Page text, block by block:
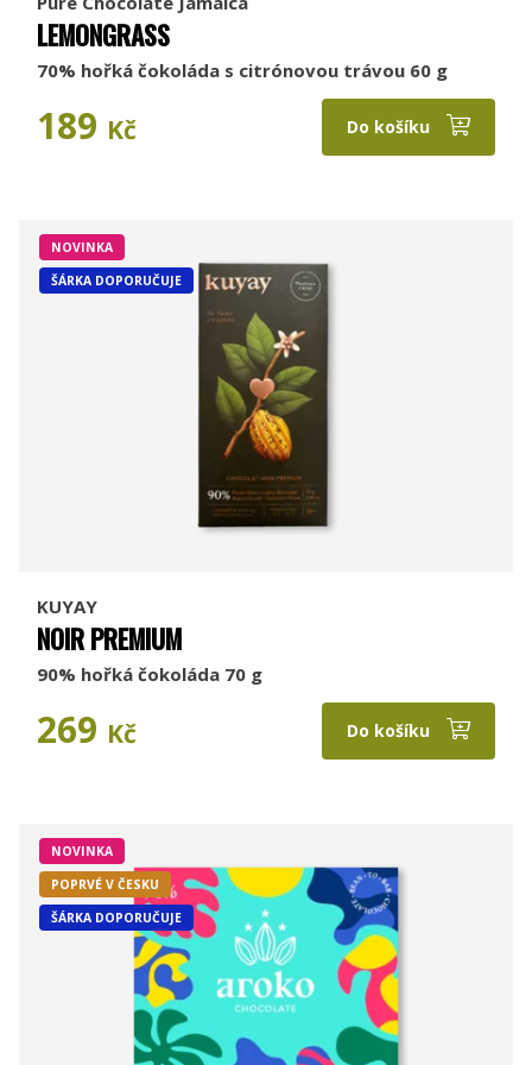
LEMONGRASS
70% hořká čokoláda s citrónovou trávou 60 g
189 Kč Do košíku
NOVINKA
ŠÁRKA DOPORUČUJE
KUYAY
NOIR PREMIUM
90% hořká čokoláda 70 g
269 Kč Do košíku
NOVINKA
POPRVÉ V ČESKU
ŠÁRKA DOPORUČUJE